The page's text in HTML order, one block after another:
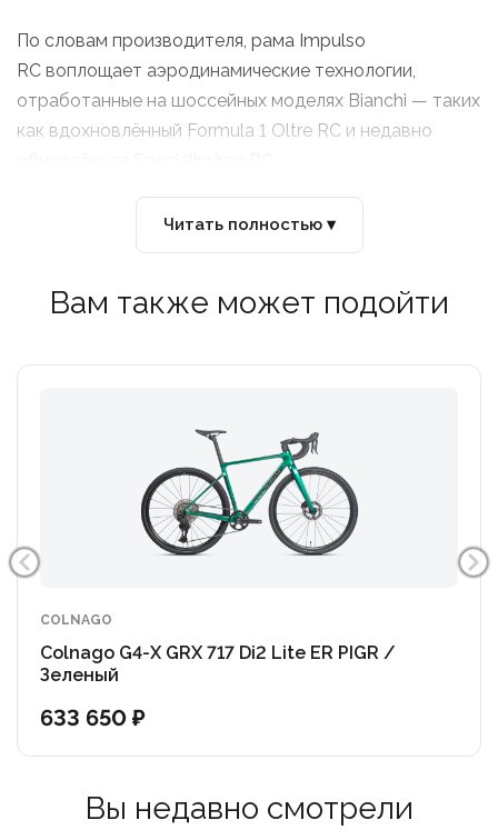
По словам производителя, рама Impulso
RC воплощает аэродинамические технологии,
отработанные на шоссейных моделях Bianchi — таких
как вдохновлённый Formula 1 Oltre RC и недавно
Читать полностью ▾
Вам также может подойти
COLNAGO
Colnago G4-X GRX 717 Di2 Lite ER PIGR /
Зеленый
633 650 ₽
Вы недавно смотрели